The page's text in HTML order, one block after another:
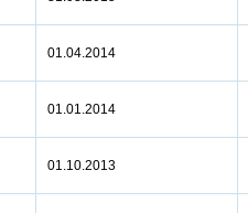
01.04.2014
01.01.2014
01.10.2013